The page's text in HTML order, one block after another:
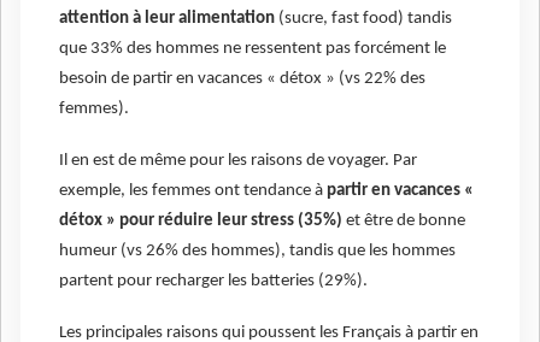
attention à leur alimentation (sucre, fast food) tandis
que 33% des hommes ne ressentent pas forcément le
besoin de partir en vacances « détox » (vs 22% des
femmes).
Il en est de même pour les raisons de voyager. Par
exemple, les femmes ont tendance à partir en vacances «
détox » pour réduire leur stress (35%) et être de bonne
humeur (vs 26% des hommes), tandis que les hommes
partent pour recharger les batteries (29%).
Les principales raisons qui poussent les Français à partir en